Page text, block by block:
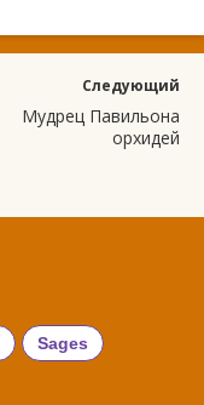
Следующий
Мудрец Павильона
орхидей
Sages